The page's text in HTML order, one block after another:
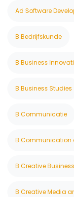
Ad Software
B Bedrijfskunde
B Business
B Business Studies
B Communicatie
B Communication
B Creative Business
B Creative Media